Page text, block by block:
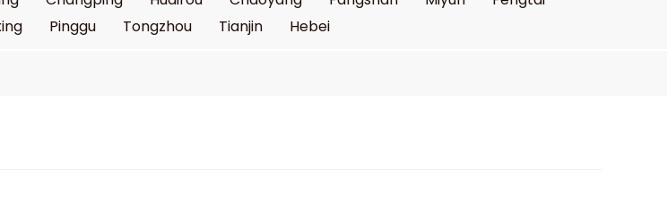
Pinggu Tongzhou Tianjin Hebei